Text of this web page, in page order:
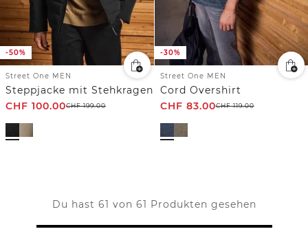
-50%
Street One MEN
Steppjacke mit Stehkragen
CHF 100.00CHF199.00
-30%
Street One MEN
Cord Overshirt
CHF 83.00CHF119.00
Du hast 61 von 61 Produkten gesehen